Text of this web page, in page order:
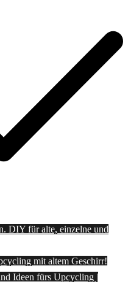
DIY für alte, einzelne und
mit altem Geschirr!
Ideen fürs Upcycling |